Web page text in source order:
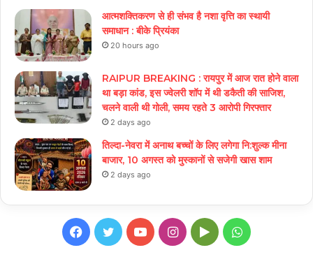
आत्मशक्तिकरण से ही संभव है नशा वृत्ति का स्थायी
समाधान : बीके प्रियंका
20 hours ago
RAIPUR BREAKING : रायपुर में आज रात होने वाला
था बड़ा कांड, इस ज्वेलरी शॉप में थी डकैती की साजिश,
चलने वाली थी गोली, समय रहते 3 आरोपी गिरफ्तार
2 days ago
तिल्दा-नेवरा में अनाथ बच्चों के लिए लगेगा नि:शुल्क मीना
बाजार, 10 अगस्त को मुस्कानों से सजेगी खास शाम
2 days ago
Facebook
TwitterYouTubeInstagram
GoogleWhatsApp